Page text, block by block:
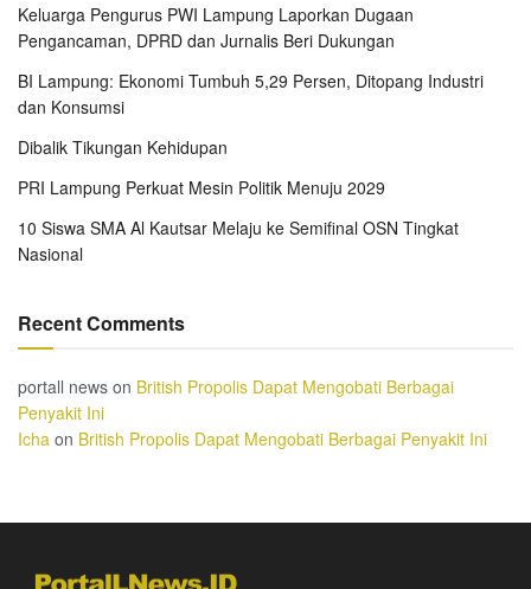
Keluarga Pengurus PWI Lampung Laporkan Dugaan
Pengancaman, DPRD dan Jurnalis Beri Dukungan
BI Lampung: Ekonomi Tumbuh 5,29 Persen, Ditopang Industri
dan Konsumsi
Dibalik Tikungan Kehidupan
PRI Lampung Perkuat Mesin Politik Menuju 2029
10 Siswa SMA Al Kautsar Melaju ke Semifinal OSN Tingkat
Nasional
Recent Comments
portall news on British Propolis Dapat Mengobati Berbagai
Penyakit Ini
Icha on British Propolis Dapat Mengobati Berbagai Penyakit Ini